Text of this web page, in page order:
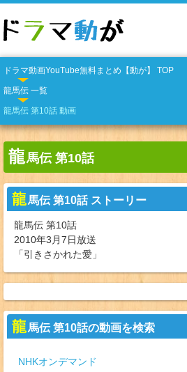
ドラマ動画YouTube無料まとめ【動が】 TOP
龍馬伝 一覧
龍馬伝 第10話 動画
龍馬伝 第10話
龍馬伝 第10話 ストーリー
龍馬伝 第10話
2010年3月7日放送
「引きさかれた愛」
龍馬伝 第10話の動画を検索
NHKオンデマンド